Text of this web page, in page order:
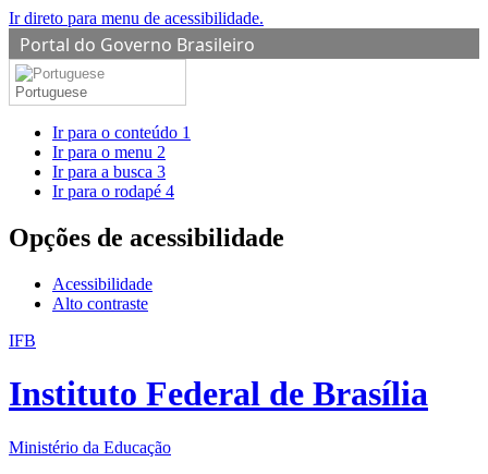
Ir direto para menu de acessibilidade.
Portal do Governo Brasileiro
Portuguese
Ir para o conteúdo 1
Ir para o menu 2
Ir para a busca 3
Ir para o rodapé 4
Opções de acessibilidade
Acessibilidade
Alto contraste
IFB
Instituto Federal de Brasília
Ministério da Educação